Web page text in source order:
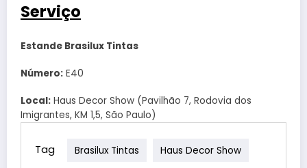
Serviço
Estande Brasilux Tintas
Número: E40
Local: Haus Decor Show (Pavilhão 7, Rodovia dos
Imigrantes, KM 1,5, São Paulo)
Tag Brasilux Tintas Haus Decor Show